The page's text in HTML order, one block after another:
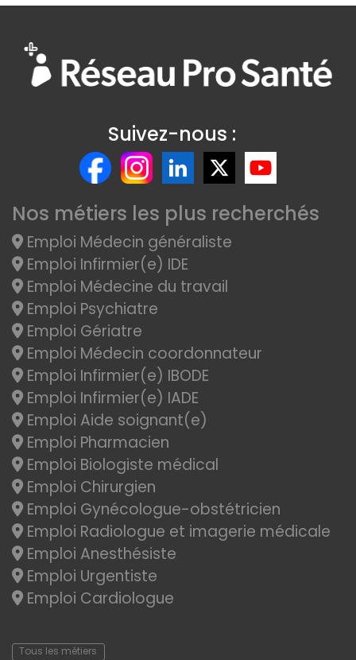
Suivez-nous :
Nos métiers les plus recherchés
Emploi Médecin généraliste
Emploi Infirmier(e) IDE
Emploi Médecine du travail
Emploi Psychiatre
Emploi Gériatre
Emploi Médecin coordonnateur
Emploi Infirmier(e) IBODE
Emploi Infirmier(e) IADE
Emploi Aide soignant(e)
Emploi Pharmacien
Emploi Biologiste médical
Emploi Chirurgien
Emploi Gynécologue-obstétricien
Emploi Radiologue et imagerie médicale
Emploi Anesthésiste
Emploi Urgentiste
Emploi Cardiologue
Tous les métiers